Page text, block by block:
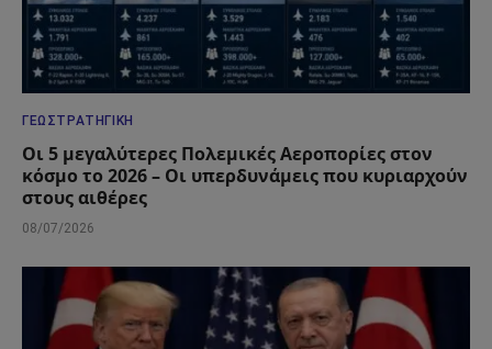
ΓΕΩΣΤΡΑΤΗΓΙΚΉ
Οι 5 μεγαλύτερες Πολεμικές Αεροπορίες στον
κόσμο το 2026 – Οι υπερδυνάμεις που κυριαρχούν
στους αιθέρες
08/07/2026